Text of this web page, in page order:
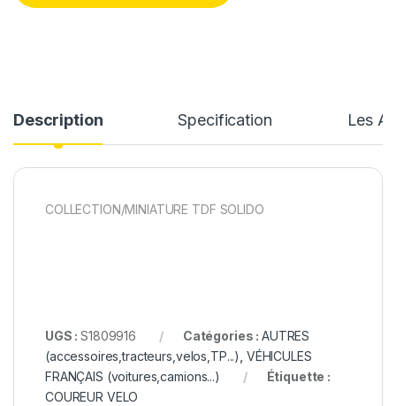
Description Specification Les
COLLECTION/MINIATURE TDF SOLIDO
UGS :S1809916 Catégories : AUTRES
(accessoires,tracteurs,velos,TP...) VÉHICULES
FRANÇAIS (voitures,camions...)
Étiquette :
COUREUR VELO